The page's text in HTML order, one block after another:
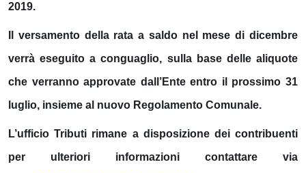
2019.
Il versamento della rata a saldo nel mese di dicembre
verrà eseguito a conguaglio, sulla base delle aliquote
che verranno approvate dall’Ente entro il prossimo 31
luglio, insieme al nuovo Regolamento Comunale.
L’ufficio Tributi rimane a disposizione dei contribuenti
per ulteriori informazioni contattare via